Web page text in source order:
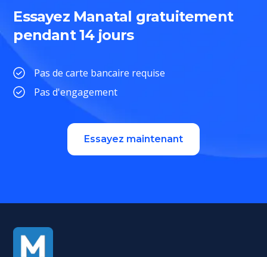
Essayez Manatal gratuitement
pendant 14 jours
Pas de carte bancaire requise
Pas d'engagement
Essayez maintenant